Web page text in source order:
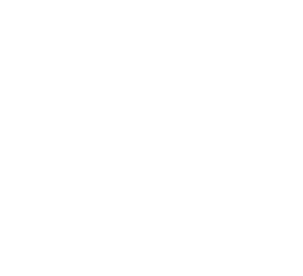
de empleo nacional y global
y global